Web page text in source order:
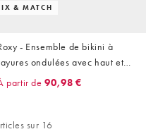
& MATCH
- Ensemble de bikini à
ondulées avec haut et
- Vert
partir de 90,98 €
sur 16